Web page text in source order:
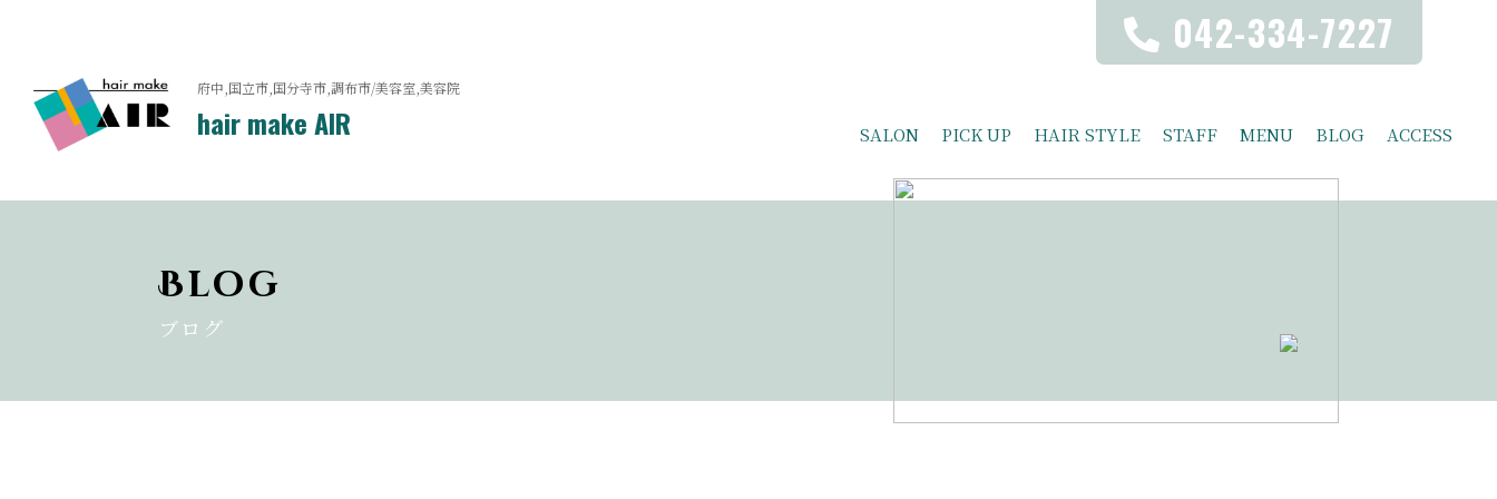
042-334-7227
府中,国立市,国分寺市,調布市/美容室,美容院
hair make AIR SALON PICK UP HAIR STYLE STAFF MENU BLOG ACCESS
Blog
ブログ